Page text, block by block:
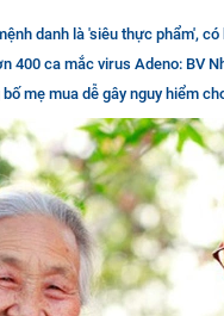
danh là 'siêu thực phẩm',
ca mắc virus Adeno: BV Nhi
mẹ mua dễ gây nguy hiểm